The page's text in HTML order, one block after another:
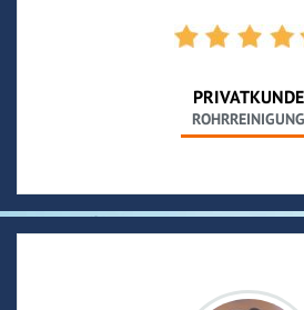
PRIVATKUNDE
ROHRREINIGUNG